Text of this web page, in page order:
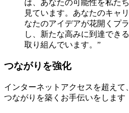
は、あなたの可能性を私た
見ています。あなたのキャ
なたのアイデアが花開くプ
し、新たな高みに到達でき
取り組んでいます。 ”
つながりを強化
インターネットアクセスを超えて
つながりを築くお手伝いをします